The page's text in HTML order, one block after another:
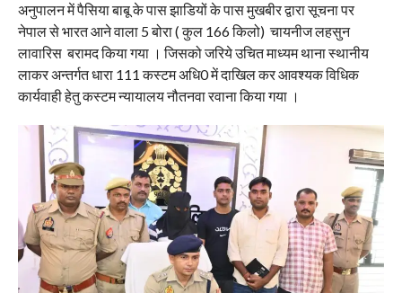
अनुपालन में पैसिया बाबू के पास झाडियों के पास मुखबीर द्वारा सूचना पर
नेपाल से भारत आने वाला 5 बोरा ( कुल 166 किलो) चायनीज लहसुन
लावारिस बरामद किया गया । जिसको जरिये उचित माध्यम थाना स्थानीय
लाकर अन्तर्गत धारा 111 कस्टम अधि0 में दाखिल कर आवश्यक विधिक
कार्यवाही हेतु कस्टम न्यायालय नौतनवा रवाना किया गया ।